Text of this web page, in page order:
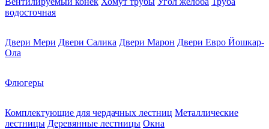
водосточная
Двери Мери Двери Салика Двери Марон Двери Евро Йошкар-
Ола
Флюгеры
Комплектующие для чердачных лестниц Металлические
лестницы Деревянные лестницы Окна